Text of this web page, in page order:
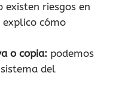
existen riesgos en
cómo
o copia: podemos
del